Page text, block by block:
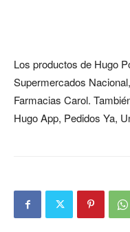
Los productos de Hugo
Supermercados
Farmacias Carol.
Hugo App, Pedidos Ya,